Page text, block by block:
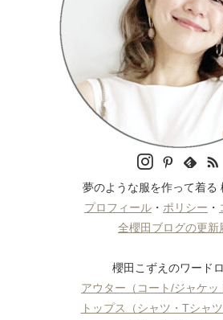
夢のような服を作って着る
プロフィール ・ ポリシー ・
全櫻田ブログの更新
櫻田こずえのワード
アウター（コート/ジャケッ
トップス（シャツ・Tシャツ